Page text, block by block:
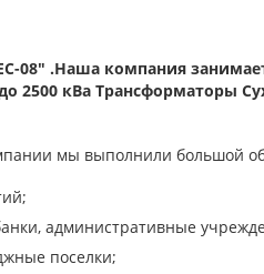
08" .Наша компания
кВа Трансформаторы
мы выполнили большой
административные
поселки;